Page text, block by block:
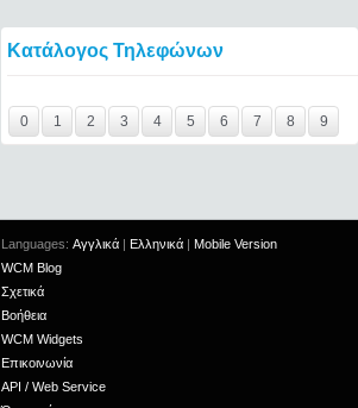
Κατάλογος Τηλεφώνων
0
1 2 3 4 5 6 7 8 9
Languages: Αγγλικά | Ελληνικά | Mobile Version
WCM Blog
Σχετικά
Βοήθεια
WCM Widgets
Επικοινωνία
API / Web Service